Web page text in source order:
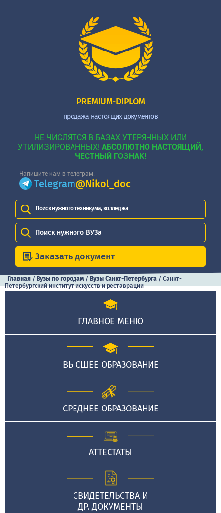
PREMIUM-DIPLOM
продажа настоящих документов
НЕ ЧИСЛЯТСЯ В БАЗАХ УТЕРЯННЫХ ИЛИ
УТИЛИЗИРОВАННЫХ! АБСОЛЮТНО НАСТОЯЩИЙ,
ЧЕСТНЫЙ ГОЗНАК!
Напишите нам в телеграм:
Telegram@Nikol_doc
Поиск нужного техникума, колледжа
Поиск нужного ВУЗа
Заказать документ
Главная / Вузы по городам / Вузы Санкт-Петербурга / Санкт-
Петербургский институт искусств и реставрации
ГЛАВНОЕ МЕНЮ
ВЫСШЕЕ ОБРАЗОВАНИЕ
СРЕДНЕЕ ОБРАЗОВАНИЕ
АТТЕСТАТЫ
СВИДЕТЕЛЬСТВА И
ДР. ДОКУМЕНТЫ